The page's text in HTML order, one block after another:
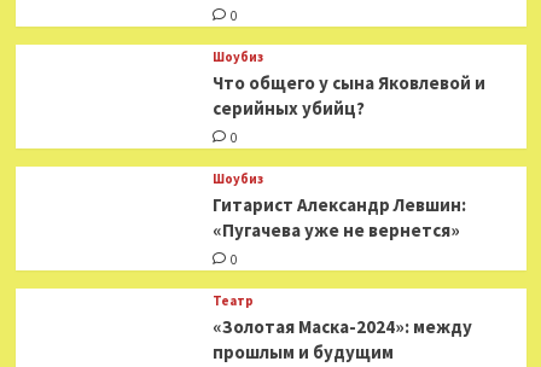
0
Шоубиз
Что общего у сына Яковлевой и
серийных убийц?
0
Шоубиз
Гитарист Александр Левшин:
«Пугачева уже не вернется»
0
Театр
«Золотая Маска-2024»: между
прошлым и будущим